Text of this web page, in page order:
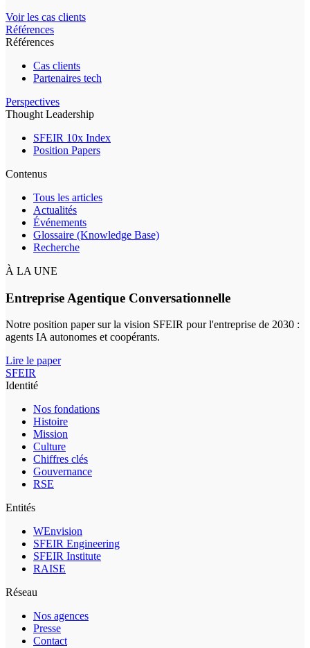
Voir les cas clients
Références
Références
Cas clients
Partenaires tech
Perspectives
Thought Leadership
SFEIR 10x Index
Position Papers
Contenus
Tous les articles
Actualités
Événements
Glossaire (Knowledge Base)
Recherche
À LA UNE
Entreprise Agentique Conversationnelle
Notre position paper sur la vision SFEIR pour l'entreprise de 2030 :
agents IA autonomes et coopérants.
Lire le paper
SFEIR
Identité
Nos fondations
Histoire
Mission
Culture
Chiffres clés
Gouvernance
RSE
Entités
WEnvision
SFEIR Engineering
SFEIR Institute
RAISE
Réseau
Nos agences
Presse
Contact